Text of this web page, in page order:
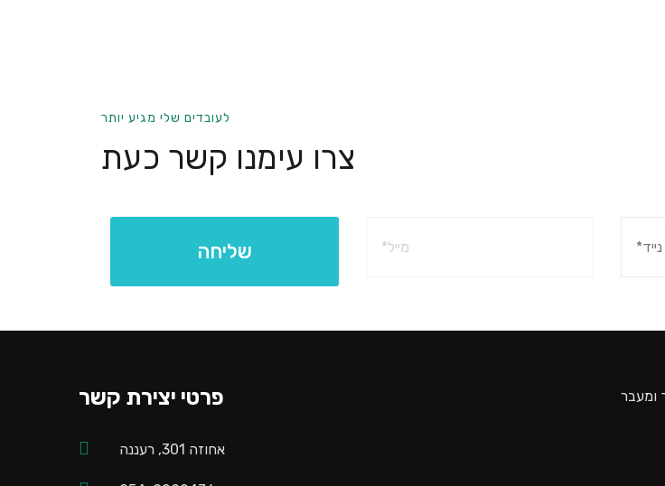
לעובדים שלי מגיע יותר
צרו עימנו קשר כעת
פרטי יצירת קשר
אחוזה 301, רעננה